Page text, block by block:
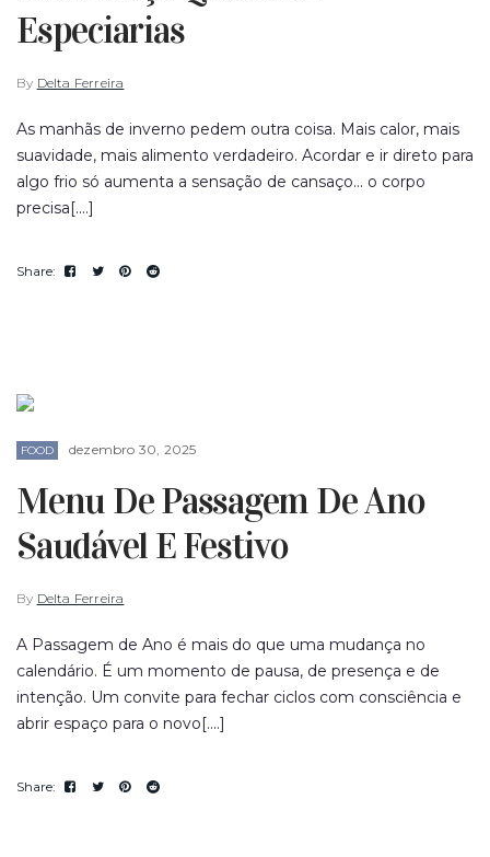
Especiarias
By Delta Ferreira
As manhãs de inverno pedem outra coisa. Mais calor, mais
suavidade, mais alimento verdadeiro. Acordar e ir direto para
algo frio só aumenta a sensação de cansaço... o corpo
precisa[....]
FOOD dezembro 30, 2025
Menu De Passagem De Ano
Saudável E Festivo
By Delta Ferreira
A Passagem de Ano é mais do que uma mudança no
calendário. É um momento de pausa, de presença e de
intenção. Um convite para fechar ciclos com consciência e
abrir espaço para o novo[....]